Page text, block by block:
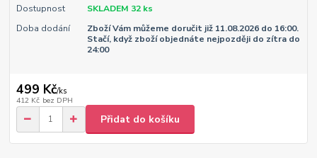
Dostupnost
SKLADEM 32 ks
Doba dodání
Zboží Vám můžeme doručit již 11.08.2026 do 16:00.
Stačí, když zboží objednáte nejpozději do zítra do
24:00
499 Kč/ks
412 Kč bez DPH
Přidat do košíku